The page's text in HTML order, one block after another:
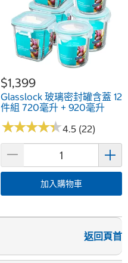
$1,399
Glasslock 玻璃密封罐含蓋 12
件組 720毫升 + 920毫升
★★★★★
★★★★★4.5 (22)
加入購物車
返回頁首